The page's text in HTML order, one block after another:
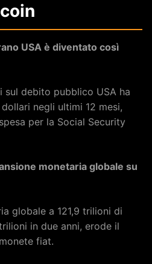
USA è diventato così
sul debito pubblico USA ha
negli ultimi 12 mesi,
per la Social Security
monetaria globale su
globale a 121,9 trilioni di
in due anni, erode il
fiat.